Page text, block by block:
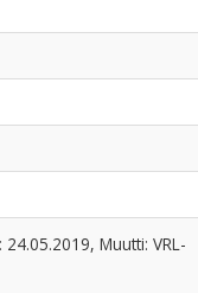
24.05.2019, Muutti: VRL-